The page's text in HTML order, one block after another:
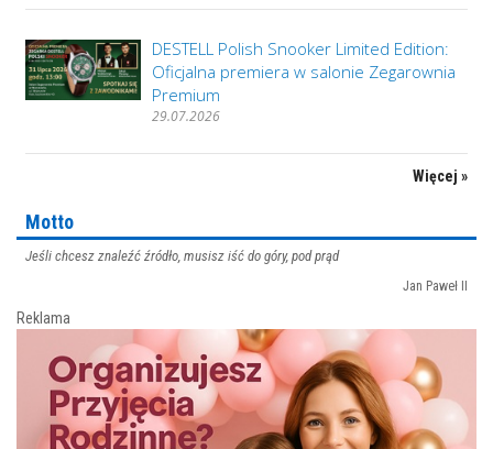
DESTELL Polish Snooker Limited Edition:
Oficjalna premiera w salonie Zegarownia
Premium
29.07.2026
Więcej »
Motto
Jeśli chcesz znaleźć źródło, musisz iść do góry, pod prąd
Jan Paweł II
Reklama